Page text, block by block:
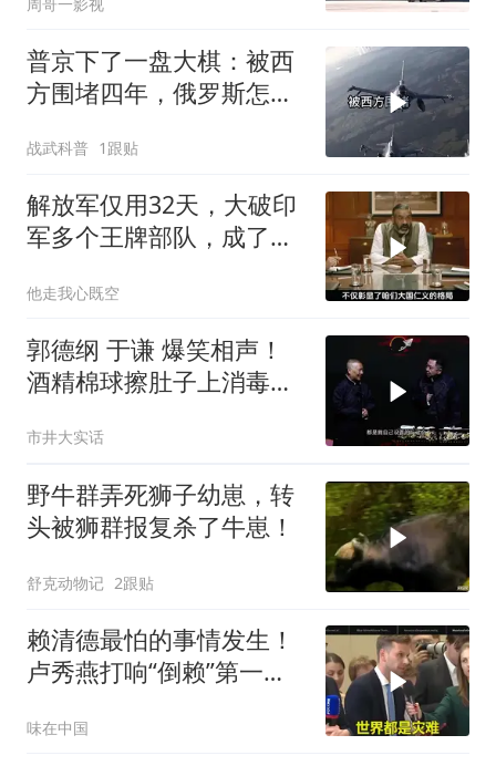
普京下了一盘大棋：被西
方围堵四年，俄罗斯怎么
战武科普 1跟贴
解放军仅用32天，大破印
军多个王牌部队，成了印
他走我心既空
郭德纲 于谦 爆笑相声！
酒精棉球擦肚子上消毒，
擦反了？
市井大实话
野牛群弄死狮子幼崽，转
头被狮群报复杀了牛崽！
舒克动物记 2跟贴
赖清德最怕的事情发生！
卢秀燕打响“倒赖”第一
味在中国